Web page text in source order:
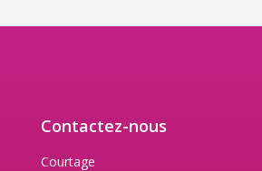
Contactez-nous
Courtage